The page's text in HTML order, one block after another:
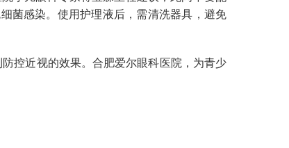
菌感染。使用护理液后，需清洗器具，避免
控近视的效果。合肥爱尔眼科医院，为青少